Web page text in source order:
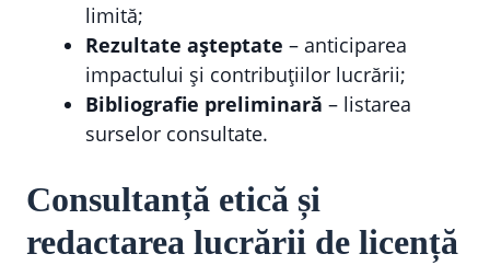
limită;
Rezultate așteptate – anticiparea
impactului și contribuțiilor lucrării;
Bibliografie preliminară – listarea
surselor consultate.
Consultanță etică și
redactarea lucrării de licență